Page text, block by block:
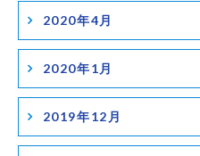
2020年4月
2020年1月
2019年12月